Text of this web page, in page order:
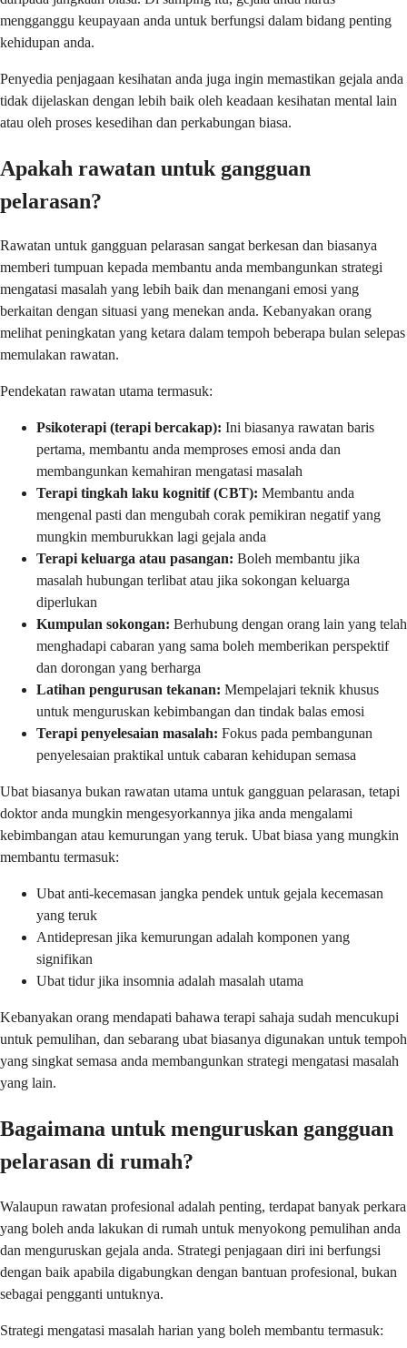
mengganggu keupayaan anda untuk berfungsi dalam bidang penting
kehidupan anda.
Penyedia penjagaan kesihatan anda juga ingin memastikan gejala anda
tidak dijelaskan dengan lebih baik oleh keadaan kesihatan mental lain
atau oleh proses kesedihan dan perkabungan biasa.
Apakah rawatan untuk gangguan
pelarasan?
Rawatan untuk gangguan pelarasan sangat berkesan dan biasanya
memberi tumpuan kepada membantu anda membangunkan strategi
mengatasi masalah yang lebih baik dan menangani emosi yang
berkaitan dengan situasi yang menekan anda. Kebanyakan orang
melihat peningkatan yang ketara dalam tempoh beberapa bulan selepas
memulakan rawatan.
Pendekatan rawatan utama termasuk:
Psikoterapi (terapi bercakap): Ini biasanya rawatan baris
pertama, membantu anda memproses emosi anda dan
membangunkan kemahiran mengatasi masalah
Terapi tingkah laku kognitif (CBT): Membantu anda
mengenal pasti dan mengubah corak pemikiran negatif yang
mungkin memburukkan lagi gejala anda
Terapi keluarga atau pasangan: Boleh membantu jika
masalah hubungan terlibat atau jika sokongan keluarga
diperlukan
Kumpulan sokongan: Berhubung dengan orang lain yang telah
menghadapi cabaran yang sama boleh memberikan perspektif
dan dorongan yang berharga
Latihan pengurusan tekanan: Mempelajari teknik khusus
untuk menguruskan kebimbangan dan tindak balas emosi
Terapi penyelesaian masalah: Fokus pada pembangunan
penyelesaian praktikal untuk cabaran kehidupan semasa
Ubat biasanya bukan rawatan utama untuk gangguan pelarasan, tetapi
doktor anda mungkin mengesyorkannya jika anda mengalami
kebimbangan atau kemurungan yang teruk. Ubat biasa yang mungkin
membantu termasuk:
Ubat anti-kecemasan jangka pendek untuk gejala kecemasan
yang teruk
Antidepresan jika kemurungan adalah komponen yang
signifikan
Ubat tidur jika insomnia adalah masalah utama
Kebanyakan orang mendapati bahawa terapi sahaja sudah mencukupi
untuk pemulihan, dan sebarang ubat biasanya digunakan untuk tempoh
yang singkat semasa anda membangunkan strategi mengatasi masalah
yang lain.
Bagaimana untuk menguruskan gangguan
pelarasan di rumah?
Walaupun rawatan profesional adalah penting, terdapat banyak perkara
yang boleh anda lakukan di rumah untuk menyokong pemulihan anda
dan menguruskan gejala anda. Strategi penjagaan diri ini berfungsi
dengan baik apabila digabungkan dengan bantuan profesional, bukan
sebagai pengganti untuknya.
Strategi mengatasi masalah harian yang boleh membantu termasuk: